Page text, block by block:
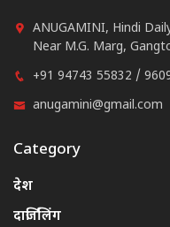
ANUGAMINI, Hindi
Near M.G. Marg,
+91 94743 55832 /
anugamini@gmail.com
Category
देश
दार्जिलिंग